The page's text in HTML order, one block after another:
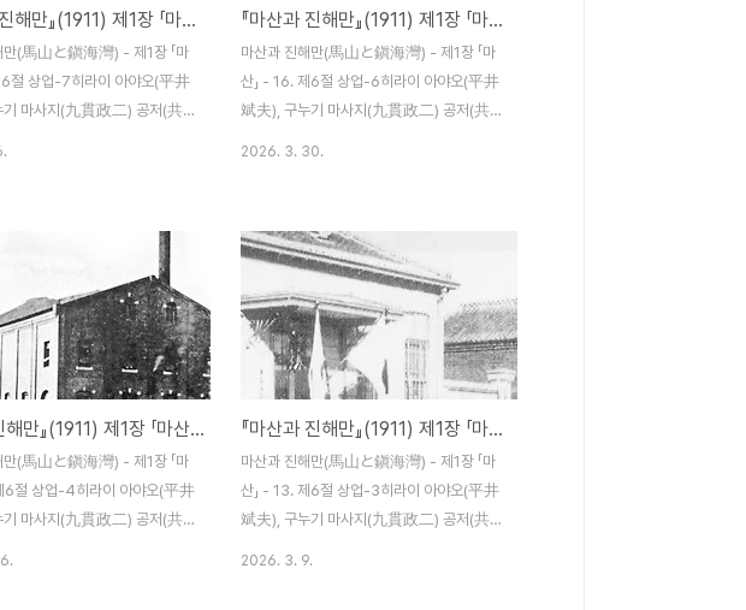
아사노 가메타로(浅野龜太
. 제17항 인력거(人力車) 영업
업(乘合馬車業) 이곳의 인력거
取), 시마네(島根) 지방 것들이 제일 많다. 조
합원 수는 수십 명이며 조합장은 무라카미 시
게쓰구(村上重次), 부조합장은 스다니 도..
『마산과 진해만』(1911) 제1장 「마산」 - 17. 제6절 상업-7
만(馬山と鎭海灣) - 제1장 「마
6절 상업-7히라이 아야오(平井
마사지(九貫政二) 공저(共
을 보면 아마도 열 손가락 안에 꼽
아래의 몇 명이다. 현재 임대료
1평당 50전부터 1엔까지 이층
전부터 1엔 45전으로 보아도
것이리라.야나기마치(柳町) 다
(田中遜)교마치(京町) 2 고이
泉商店)교마치(京町) 2 나카이
店)미야코마치(都町) 후지사키
會) 다나카 유즈루(田中遜)의
신(..
『마산과 진해만』(1911) 제1장 「마산」 - 16. 제6절 상업-6
마산과 진해만(馬山と鎭海灣) - 제1장 「마
산」 - 16. 제6절 상업-6히라이 아야오(平井
斌夫), 구누기 마사지(九貫政二) 공저(共
취향이 강해져 요원의 불같이 도시도 시골도
두루 화려함을 좋아하는 데 이론이 없다. 현
재 이곳의 마산 사람들이 필요로 하는 바로는
도쿄 제품이 3할, 오사카 제품이 7할의 비율
로 되어 있어 그 취미 취향이 앞으로 더욱 다
양해질 것으로 보인다. 이름난 잡화상인 후지
사키상점(藤崎商店) 지배인 말에 따르면 보
통 한 달 동안의 매상고는 능히 3천 엔에 도
달한다고 한다. 후지사키나 시미즈상점(清水
商店),..
2026. 3. 30.
마산과 진해만』(1911) 제1장 「마산」 - 14. 제6절 상업-4
만(馬山と鎭海灣) - 제1장 「마
6절 상업-4히라이 아야오(平井
마사지(九貫政二) 공저(共
『마산과 진해만』(1911) 제1장 「마산」 - 13. 제6절 상업-3
마산과 진해만(馬山と鎭海灣) - 제1장 「마
산」 - 13. 제6절 상업-3히라이 아야오(平井
斌夫), 구누기 마사지(九貫政二) 공저(共
2026. 3. 9.